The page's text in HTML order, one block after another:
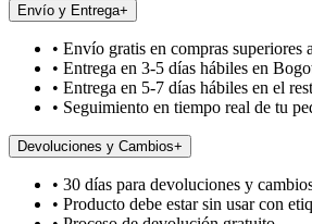
Envío y Entrega+
• Envío gratis en compras superiores
• Entrega en 3-5 días hábiles en
• Entrega en 5-7 días hábiles en el
• Seguimiento en tiempo real de tu
Devoluciones y Cambios+
• 30 días para devoluciones y
• Producto debe estar sin usar con